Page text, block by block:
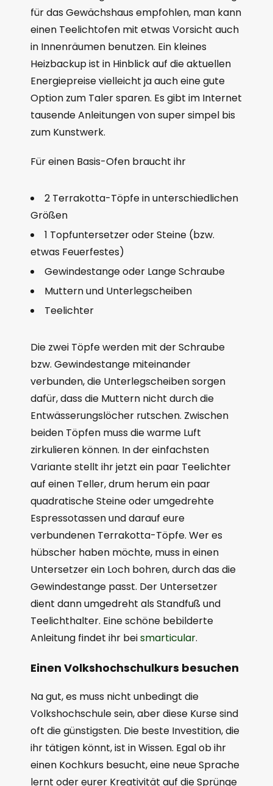
für das Gewächshaus empfohlen, man kann
einen Teelichtofen mit etwas Vorsicht auch
in Innenräumen benutzen. Ein kleines
Heizbackup ist in Hinblick auf die aktuellen
Energiepreise vielleicht ja auch eine gute
Option zum Taler sparen. Es gibt im Internet
tausende Anleitungen von super simpel bis
zum Kunstwerk.
Für einen Basis-Ofen braucht ihr
2 Terrakotta-Töpfe in unterschiedlichen
Größen
1 Topfuntersetzer oder Steine (bzw.
etwas Feuerfestes)
Gewindestange oder Lange Schraube
Muttern und Unterlegscheiben
Teelichter
Die zwei Töpfe werden mit der Schraube
bzw. Gewindestange miteinander
verbunden, die Unterlegscheiben sorgen
dafür, dass die Muttern nicht durch die
Entwässerungslöcher rutschen. Zwischen
beiden Töpfen muss die warme Luft
zirkulieren können. In der einfachsten
Variante stellt ihr jetzt ein paar Teelichter
auf einen Teller, drum herum ein paar
quadratische Steine oder umgedrehte
Espressotassen und darauf eure
verbundenen Terrakotta-Töpfe. Wer es
hübscher haben möchte, muss in einen
Untersetzer ein Loch bohren, durch das die
Gewindestange passt. Der Untersetzer
dient dann umgedreht als Standfuß und
Teelichthalter. Eine schöne bebilderte
Anleitung findet ihr beismarticular.
Einen Volkshochschulkurs besuchen
Na gut, es muss nicht unbedingt die
Volkshochschule sein, aber diese Kurse sind
oft die günstigsten. Die beste Investition, die
ihr tätigen könnt, ist in Wissen. Egal ob ihr
einen Kochkurs besucht, eine neue Sprache
lernt oder eurer Kreativität auf die Sprünge